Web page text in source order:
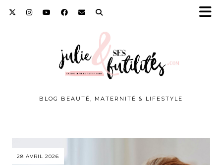
BLOG BEAUTÉ, MATERNITÉ & LIFESTYLE
28 AVRIL 2026